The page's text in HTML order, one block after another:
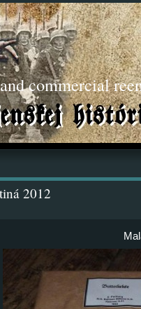
commercial
2012